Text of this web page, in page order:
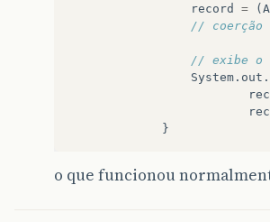
record
= (
// coerção
// exibe o
System . out .
}
o que funcionou